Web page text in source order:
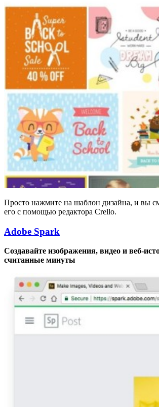
Просто нажмите на шаблон дизайна, и вы
его с помощью редактора Crello.
Adobe Spark
Создавайте изображения, видео и веб-
считанные минуты